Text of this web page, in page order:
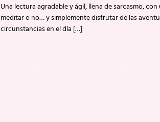
Una lectura agradable y ágil, llena de sarcasmo,
meditar o no… y simplemente disfrutar de las
circunstancias en el día […]